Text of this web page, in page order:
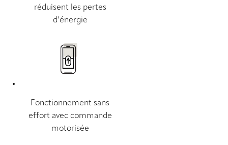
réduisent les pertes
d’énergie
Fonctionnement sans
effort avec commande
motorisée